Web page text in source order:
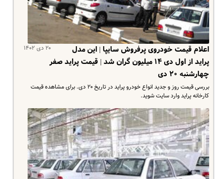
۲۰ دی ۱۴۰۲
اعلام قیمت خودروی پرفروش سایپا | این مدل
پراید از اول دی ۱۴ میلیون گران شد | قیمت پراید صفر
چهارشنبه ۲۰ دی
بررسی قیمت روز و جدید انواع خودرو پراید در تاریخ ۲۰ دی. برای مشاهده قیمت
کارخانه پراید وارد سایت شوید.